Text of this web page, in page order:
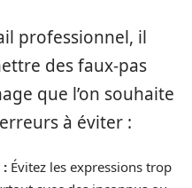
professionnel, il
des faux-pas
que l’on souhaite
à éviter :
Évitez les expressions trop